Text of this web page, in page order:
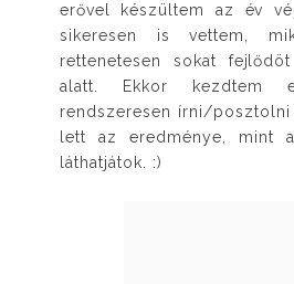
erővel készültem az év
sikeresen is vettem,
rettenetesen sokat
alatt. Ekkor kezdtem
rendszeresen írni/
lett az eredménye, mint
láthatjátok. :)